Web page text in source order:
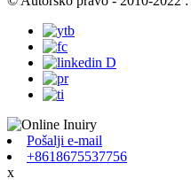
Pošalji e-mail
+8618675537756
x